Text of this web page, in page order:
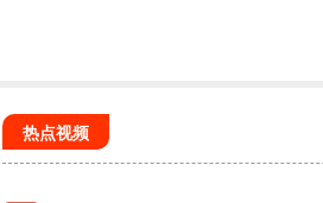
海外股市
热点视频